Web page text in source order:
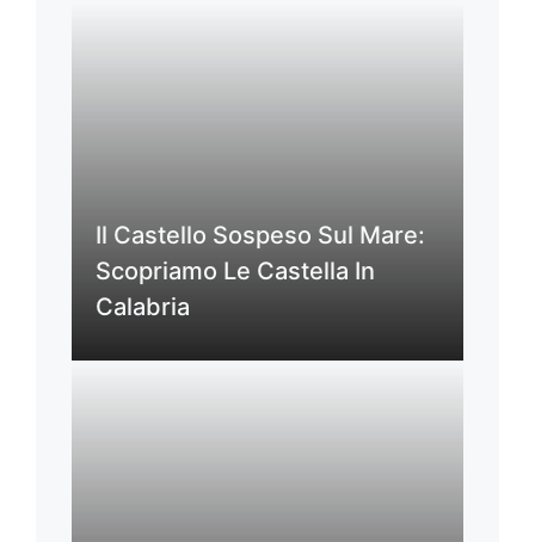
Il Castello Sospeso Sul Mare:
Scopriamo Le Castella In
Calabria